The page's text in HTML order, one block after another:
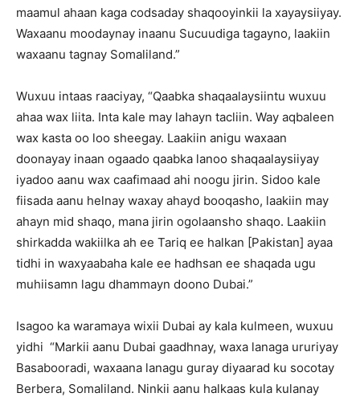
maamul ahaan kaga codsaday shaqooyinkii la xayaysiiyay.
Waxaanu moodaynay inaanu Sucuudiga tagayno, laakiin
waxaanu tagnay Somaliland.”
Wuxuu intaas raaciyay, “Qaabka shaqaalaysiintu wuxuu
ahaa wax liita. Inta kale may lahayn tacliin. Way aqbaleen
wax kasta oo loo sheegay. Laakiin anigu waxaan
doonayay inaan ogaado qaabka lanoo shaqaalaysiiyay
iyadoo aanu wax caafimaad ahi noogu jirin. Sidoo kale
fiisada aanu helnay waxay ahayd booqasho, laakiin may
ahayn mid shaqo, mana jirin ogolaansho shaqo. Laakiin
shirkadda wakiilka ah ee Tariq ee halkan [Pakistan] ayaa
tidhi in waxyaabaha kale ee hadhsan ee shaqada ugu
muhiisamn lagu dhammayn doono Dubai.”
Isagoo ka waramaya wixii Dubai ay kala kulmeen, wuxuu
yidhi “Markii aanu Dubai gaadhnay, waxa lanaga ururiyay
Basabooradi, waxaana lanagu guray diyaarad ku socotay
Berbera, Somaliland. Ninkii aanu halkaas kula kulanay